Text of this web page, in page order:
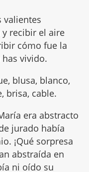
valientes
recibir el aire
cómo fue la
vivido.
blusa, blanco,
brisa, cable.
era abstracto
jurado había
¡Qué sorpresa
abstraída en
ni oído su